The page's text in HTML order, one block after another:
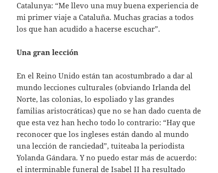
Catalunya: “Me llevo una muy buena experiencia de
mi primer viaje a Cataluña. Muchas gracias a todos
los que han acudido a hacerse escuchar”.
Una gran lección
En el Reino Unido están tan acostumbrado a dar al
mundo lecciones culturales (obviando Irlanda del
Norte, las colonias, lo espoliado y las grandes
familias aristocráticas) que no se han dado cuenta de
que esta vez han hecho todo lo contrario: “Hay que
reconocer que los ingleses están dando al mundo
una lección de ranciedad”, tuiteaba la periodista
Yolanda Gándara. Y no puedo estar más de acuerdo:
el interminable funeral de Isabel II ha resultado